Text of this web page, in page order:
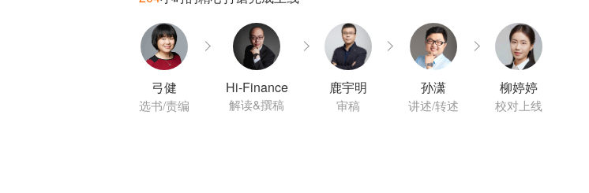
弓健
选书/责编
Hi-Finance
解读&撰稿
鹿宇明
审稿
孙潇
讲述/转述
柳婷婷
校对上线